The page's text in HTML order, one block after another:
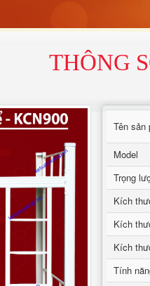
THÔNG
Tên sản
Model
Trọng
Kích
Kích
Kích
Tính